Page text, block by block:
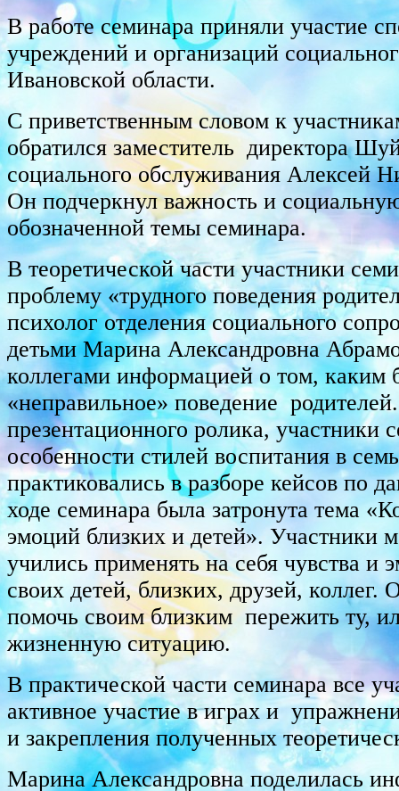
В работе семинара приняли участие
учреждений и организаций
Ивановской области.
С приветственным словом к
обратился заместитель директора
социального обслуживания Алексей
Он подчеркнул важность и
обозначенной темы семинара.
В теоретической части участники
проблему «трудного поведения
психолог отделения социального
детьми Марина Александровна
коллегами информацией о том, каким
«неправильное» поведение
презентационного ролика, участники
особенности стилей воспитания в
практиковались в разборе кейсов по
ходе семинара была затронута тема
эмоций близких и детей». Участники
учились применять на себя чувства и
своих детей, близких, друзей, коллег.
помочь своим близким пережить ту,
жизненную ситуацию.
В практической части семинара все
активное участие в играх и
и закрепления полученных
Марина Александровна поделилась